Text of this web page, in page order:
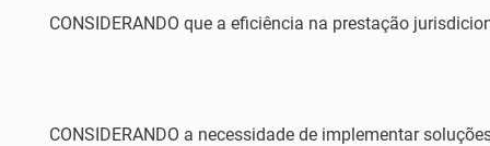
CONSIDERANDO que a eficiência na prestação
CONSIDERANDO a necessidade de implementar